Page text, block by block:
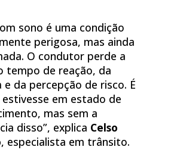
sono é uma condição
perigosa, mas ainda
O condutor perde a
tempo de reação, da
e da percepção de risco. É
em estado de
mas sem a
disso”, explica Celso
, especialista em trânsito.